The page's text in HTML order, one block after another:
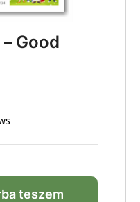
Good
teszem